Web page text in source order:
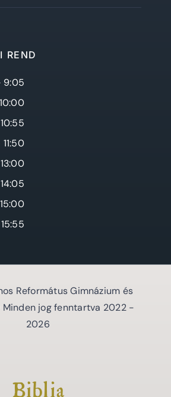
REND
9:05
11:50
Református Gimnázium és
jog fenntartva 2022 -
2026